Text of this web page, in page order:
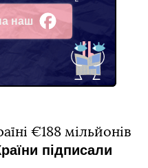
наш
€188 мільйонів
підписали